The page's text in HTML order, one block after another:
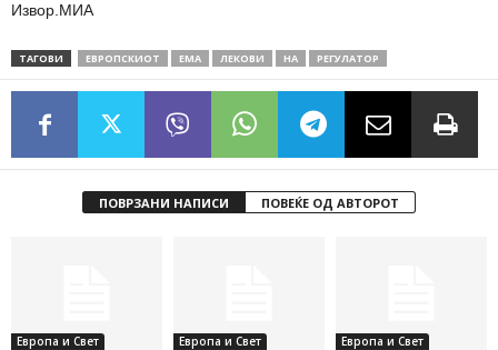
Извор.МИА
ТАГОВИ ЕВРОПСКИОТ ЕМА ЛЕКОВИ НА РЕГУЛАТОР
ПОВРЗАНИ НАПИСИ ПОВЕЌЕ ОД АВТОРОТ
Европа и Свет Европа и Свет Европа и Свет